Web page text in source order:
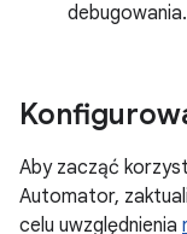
debugowania.
Aby zacząć
Automator,
celu uwzględnienia